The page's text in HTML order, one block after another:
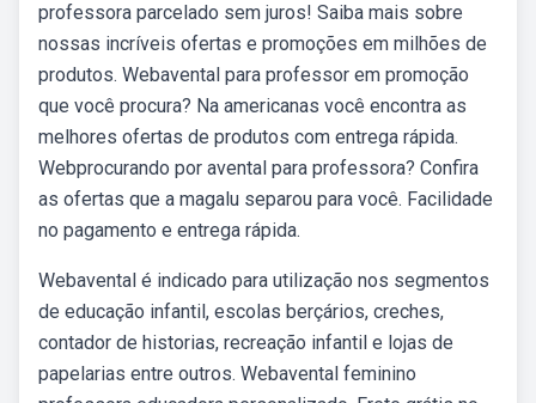
professora parcelado sem juros! Saiba mais sobre
nossas incríveis ofertas e promoções em milhões de
produtos. Webavental para professor em promoção
que você procura? Na americanas você encontra as
melhores ofertas de produtos com entrega rápida.
Webprocurando por avental para professora? Confira
as ofertas que a magalu separou para você. Facilidade
no pagamento e entrega rápida.
Webavental é indicado para utilização nos segmentos
de educação infantil, escolas berçários, creches,
contador de historias, recreação infantil e lojas de
papelarias entre outros. Webavental feminino